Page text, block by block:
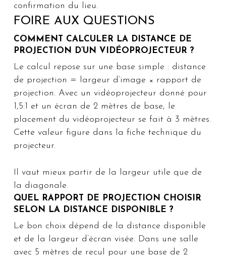
confirmation du lieu.
FOIRE AUX QUESTIONS
COMMENT CALCULER LA DISTANCE DE
PROJECTION D’UN VIDÉOPROJECTEUR ?
Le calcul repose sur une base simple : distance
de projection = largeur d’image × rapport de
projection. Avec un vidéoprojecteur donné pour
1,5:1 et un écran de 2 mètres de base, le
placement du vidéoprojecteur se fait à 3 mètres.
Cette valeur figure dans la fiche technique du
projecteur.
Il vaut mieux partir de la largeur utile que de
la diagonale.
QUEL RAPPORT DE PROJECTION CHOISIR
SELON LA DISTANCE DISPONIBLE ?
Le bon choix dépend de la distance disponible
et de la largeur d’écran visée. Dans une salle
avec 5 mètres de recul pour une base de 2